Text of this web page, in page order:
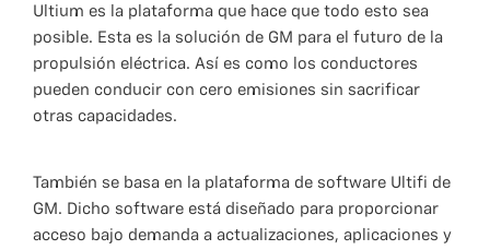
Ultium es la plataforma que hace que todo esto sea
posible. Esta es la solución de GM para el futuro de la
propulsión eléctrica. Así es como los conductores
pueden conducir con cero emisiones sin sacrificar
otras capacidades.
También se basa en la plataforma de software Ultifi de
GM. Dicho software está diseñado para proporcionar
acceso bajo demanda a actualizaciones, aplicaciones y